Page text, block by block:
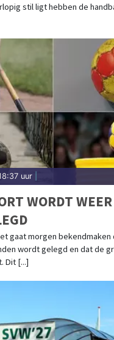
stil ligt hebben de
uur
WORDT
gaat morgen bekendmaken
wordt gelegd en dat de
Dit [...]